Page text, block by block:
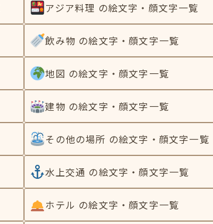
アジア料理 の絵文字・顔文字一覧
飲み物 の絵文字・顔文字一覧
地図 の絵文字・顔文字一覧
建物 の絵文字・顔文字一覧
その他の場所 の絵文字・顔文字一覧
水上交通 の絵文字・顔文字一覧
ホテル の絵文字・顔文字一覧